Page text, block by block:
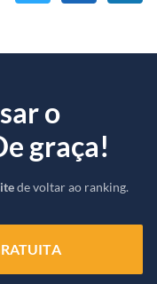
o
graça!
de voltar ao ranking.